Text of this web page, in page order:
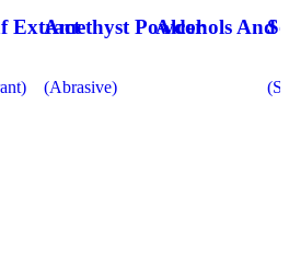
Extract
Amethyst Powder
(Abrasive)
Alcohols And